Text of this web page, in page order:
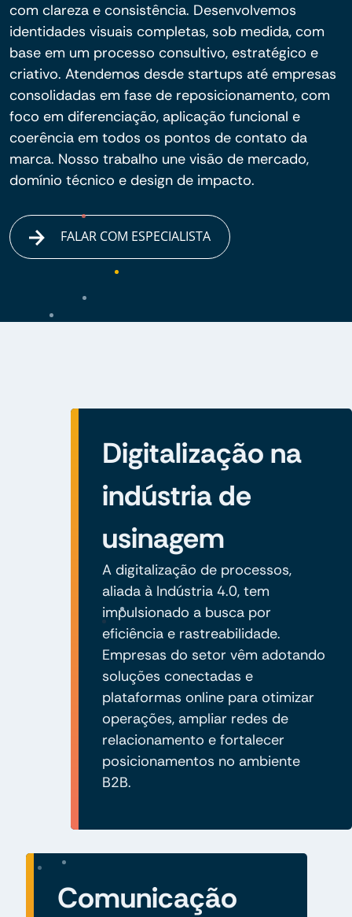
com clareza e consistência. Desenvolvemos
identidades visuais completas, sob medida, com
base em um processo consultivo, estratégico e
criativo. Atendemos desde startups até empresas
consolidadas em fase de reposicionamento, com
foco em diferenciação, aplicação funcional e
coerência em todos os pontos de contato da
marca. Nosso trabalho une visão de mercado,
domínio técnico e design de impacto.
FALAR COM ESPECIALISTA
Digitalização na
indústria de
usinagem
A digitalização de processos,
aliada à Indústria 4.0, tem
impulsionado a busca por
eficiência e rastreabilidade.
Empresas do setor vêm adotando
soluções conectadas e
plataformas online para otimizar
operações, ampliar redes de
relacionamento e fortalecer
posicionamentos no ambiente
B2B.
Comunicação